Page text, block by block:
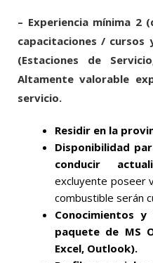
– Experiencia mínima 2
capacitaciones / cursos
(Estaciones de
Altamente valorable
servicio.
Residir en la
Disponibilidad
conducir
excluyente poseer
combustible serán
Conocimientos
paquete de MS
Excel, Outlook).